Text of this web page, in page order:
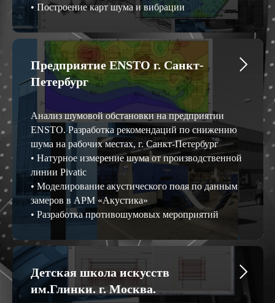
• Построение карт шума и вибрации
Предприятие ENSTO г. Санкт-
Петербург
Анализ шумовой обстановки на предприятии
ENSTO. Разработка рекомендаций по снижению
шума на рабочих местах, г. Санкт-Петербург
• Натурное измерение шума от производственной
линии Pivatic
• Моделирование акустического поля по данным
замеров в АРМ «Акустика»
• Разработка противошумовых мероприятий
Детская школа искусств
им.Глинки. г. Москва.